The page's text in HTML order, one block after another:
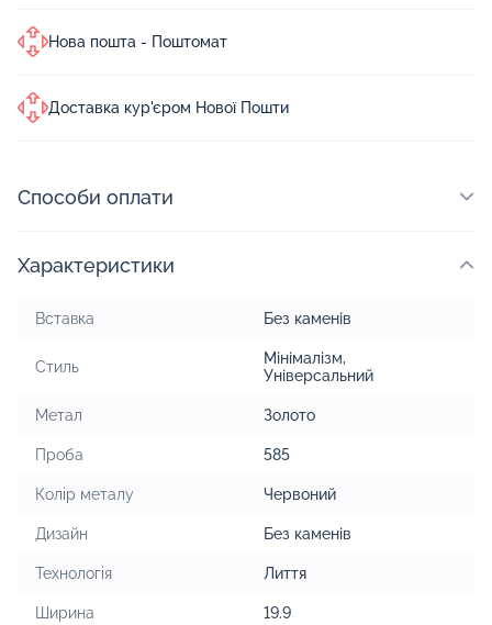
Нова пошта - Поштомат
Доставка кур'єром Нової Пошти
Способи оплати
Характеристики
Вставка Без каменів
Стиль Мінімалізм,
Універсальний
Метал Золото
Проба 585
Колір металу Червоний
Дизайн Без каменів
Технологія Лиття
Ширина 19.9